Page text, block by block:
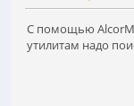
С помощью
утилитам надо